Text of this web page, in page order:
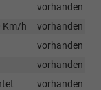
vorhanden
Km/h
vorhanden
vorhanden
vorhanden
vorhanden